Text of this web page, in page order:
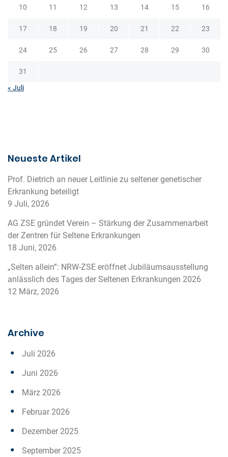
10 11 12 13 14 15 16
17 18 19 20 21 22 23
24 25 26 27 28 29 30
31
« Juli
Neueste Artikel
Prof. Dietrich an neuer Leitlinie zu seltener genetischer
Erkrankung beteiligt
9 Juli, 2026
AG ZSE gründet Verein – Stärkung der Zusammenarbeit
der Zentren für Seltene Erkrankungen
18 Juni, 2026
„Selten allein”: NRW-ZSE eröffnet Jubiläumsausstellung
anlässlich des Tages der Seltenen Erkrankungen 2026
12 März, 2026
Archive
Juli 2026
Juni 2026
März 2026
Februar 2026
Dezember 2025
September 2025